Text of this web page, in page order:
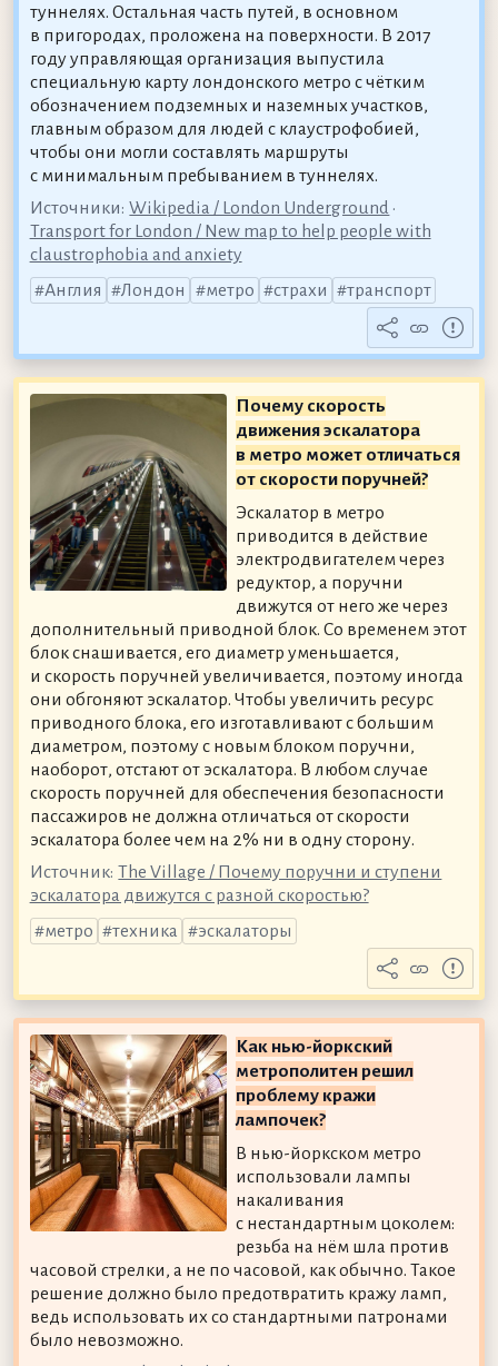
туннелях. Остальная часть путей, в основном
в пригородах, проложена на поверхности. В 2017
году управляющая организация выпустила
специальную карту лондонского метро с чётким
обозначением подземных и наземных участков,
главным образом для людей с клаустрофобией,
чтобы они могли составлять маршруты
с минимальным пребыванием в туннелях.
Источники: Wikipedia / London Underground •
Transport for London / New map to help people with
claustrophobia and anxiety
Англия
Лондон метро страхи транспорт
Почему скорость
движения эскалатора
в метро может отличаться
от скорости поручней?
Эскалатор в метро
приводится в действие
электродвигателем через
редуктор, а поручни
движутся от него же через
дополнительный приводной блок. Со временем этот
блок снашивается, его диаметр уменьшается,
и скорость поручней увеличивается, поэтому иногда
они обгоняют эскалатор. Чтобы увеличить ресурс
приводного блока, его изготавливают с большим
диаметром, поэтому с новым блоком поручни,
наоборот, отстают от эскалатора. В любом случае
скорость поручней для обеспечения безопасности
пассажиров не должна отличаться от скорости
эскалатора более чем на 2% ни в одну сторону.
Источник: The Village / Почему поручни и ступени
эскалатора движутся с разной скоростью?
метро
техника эскалаторы
Как нью-йоркский
метрополитен решил
проблему кражи
лампочек?
В нью-йоркском метро
использовали лампы
накаливания
с нестандартным цоколем:
резьба на нём шла против
часовой стрелки, а не по часовой, как обычно. Такое
решение должно было предотвратить кражу ламп,
ведь использовать их со стандартными патронами
было невозможно.